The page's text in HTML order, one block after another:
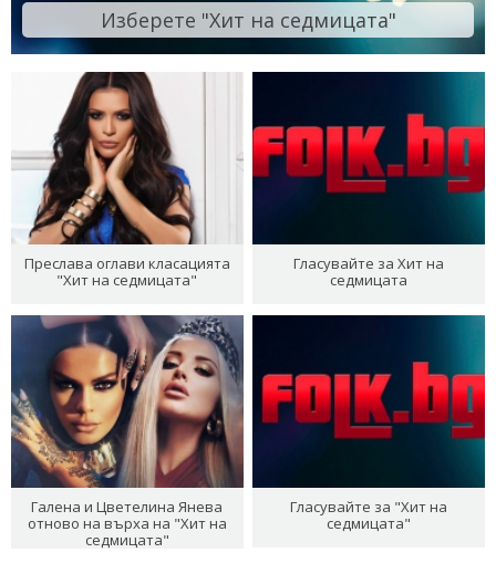
Изберете "Хит на седмицата"
Преслава оглави класацията
"Хит на седмицата"
Гласувайте за Хит на
седмицата
Галена и Цветелина Янева
отново на върха на "Хит на
седмицата"
Гласувайте за "Хит на
седмицата"